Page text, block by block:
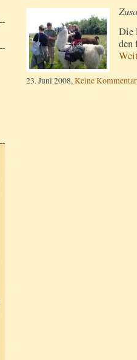
Die
den
23. Juni 2008,Keine